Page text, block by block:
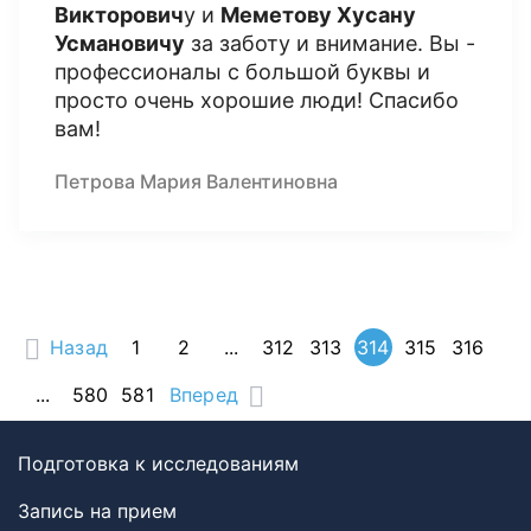
Викторовичу и Меметову Хусану
Усмановичу за заботу и внимание. Вы -
профессионалы с большой буквы и
просто очень хорошие люди! Спасибо
вам!
Петрова Мария Валентиновна
Назад 1 2 ... 312 313 314 315
316
...
580 581 Вперед
Подготовка к исследованиям
Запись на прием